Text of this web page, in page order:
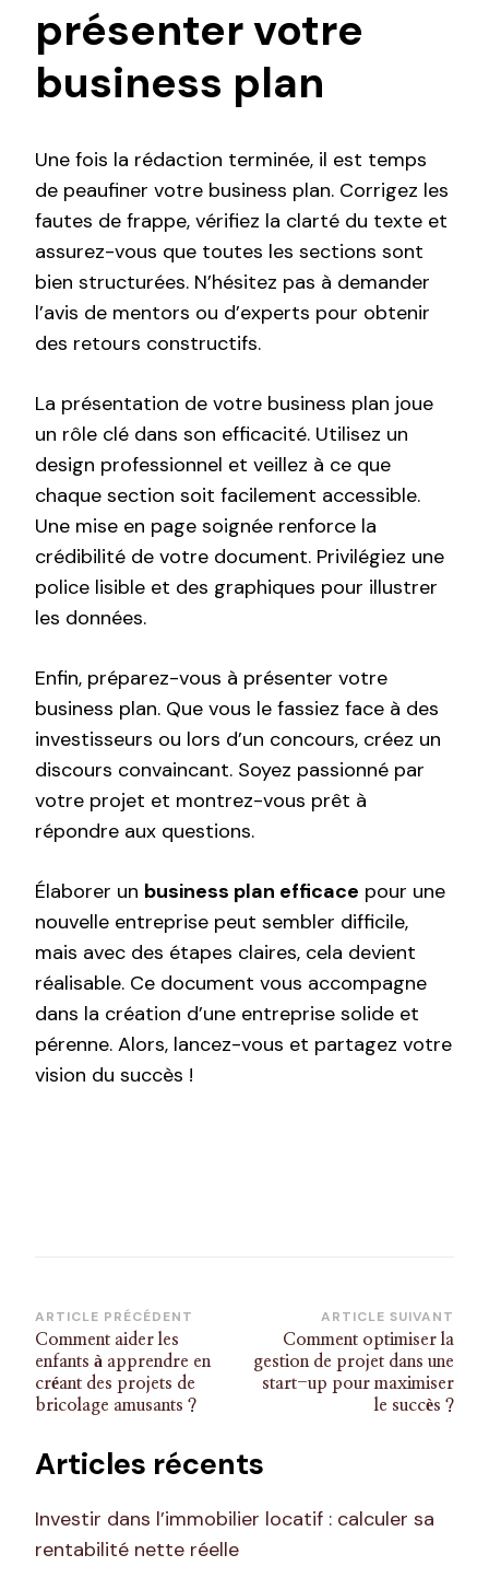
présenter votre
business plan
Une fois la rédaction terminée, il est temps
de peaufiner votre business plan. Corrigez les
fautes de frappe, vérifiez la clarté du texte et
assurez-vous que toutes les sections sont
bien structurées. N’hésitez pas à demander
l’avis de mentors ou d’experts pour obtenir
des retours constructifs.
La présentation de votre business plan joue
un rôle clé dans son efficacité. Utilisez un
design professionnel et veillez à ce que
chaque section soit facilement accessible.
Une mise en page soignée renforce la
crédibilité de votre document. Privilégiez une
police lisible et des graphiques pour illustrer
les données.
Enfin, préparez-vous à présenter votre
business plan. Que vous le fassiez face à des
investisseurs ou lors d’un concours, créez un
discours convaincant. Soyez passionné par
votre projet et montrez-vous prêt à
répondre aux questions.
Élaborer un business plan efficace pour une
nouvelle entreprise peut sembler difficile,
mais avec des étapes claires, cela devient
réalisable. Ce document vous accompagne
dans la création d’une entreprise solide et
pérenne. Alors, lancez-vous et partagez votre
vision du succès !
Navigation
d’article
ARTICLE PRÉCÉDENT
Comment aider les
enfants à apprendre en
créant des projets de
bricolage amusants ?
ARTICLE SUIVANT
Comment optimiser la
gestion de projet dans une
start-up pour maximiser
le succès ?
Articles récents
Investir dans l’immobilier locatif : calculer sa
rentabilité nette réelle